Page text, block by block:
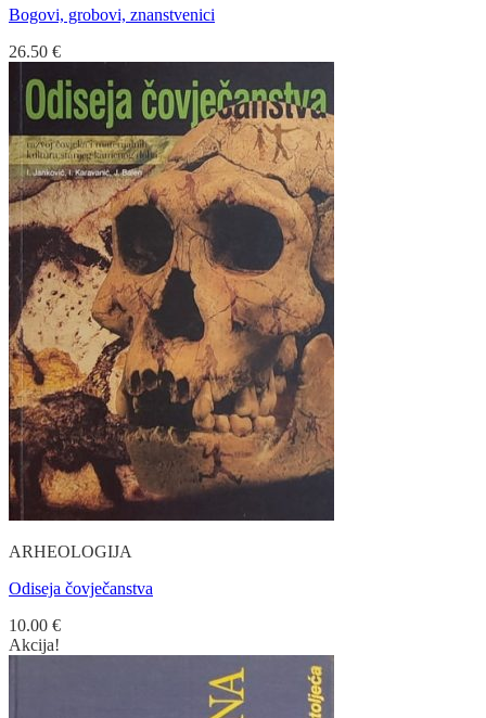
Bogovi, grobovi, znanstvenici
26.50 €
ARHEOLOGIJA
Odiseja čovječanstva
10.00 €
Akcija!